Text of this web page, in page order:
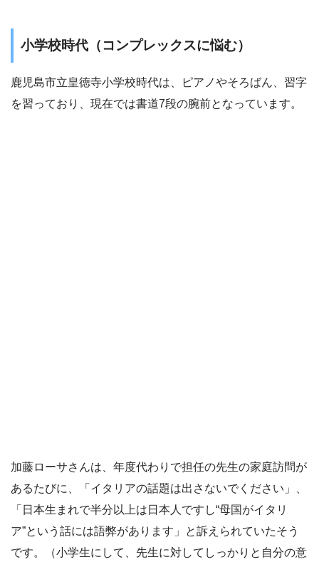
小学校時代（コンプレックスに悩む）
鹿児島市立皇徳寺小学校時代は、ピアノやそろばん、習字
を習っており、現在では書道7段の腕前となっています。
加藤ローサさんは、年度代わりで担任の先生の家庭訪問が
あるたびに、「イタリアの話題は出さないでください」、
「日本生まれで半分以上は日本人ですし“母国がイタリ
ア”という話には語弊があります」と訴えられていたそう
です。（小学生にして、先生に対してしっかりと自分の意